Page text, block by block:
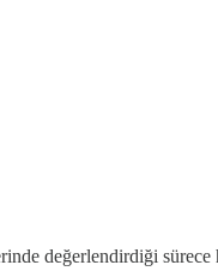
değerlendirdiği